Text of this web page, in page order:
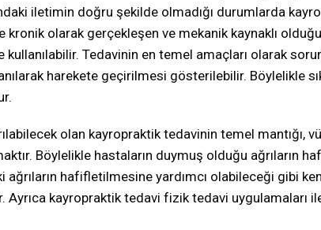
iletimin doğru şekilde olmadığı durumlarda
olarak gerçekleşen ve mekanik kaynaklı olduğu
Tedavinin en temel amaçları olarak
harekete geçirilmesi gösterilebilir. Böylelikle
olan kayropraktik tedavinin temel mantığı,
Böylelikle hastaların duymuş olduğu ağrıların
hafifletilmesine yardımcı olabileceği gibi
kayropraktik tedavi fizik tedavi uygulamaları